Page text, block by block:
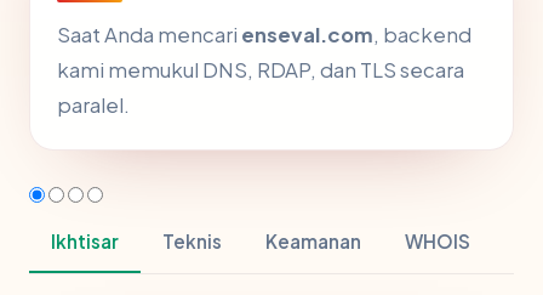
Saat Anda mencari enseval.com, backend
kami memukul DNS, RDAP, dan TLS secara
paralel.
Ikhtisar Teknis Keamanan WHOIS